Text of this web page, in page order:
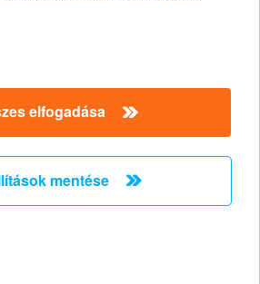
elfogadása
mentése